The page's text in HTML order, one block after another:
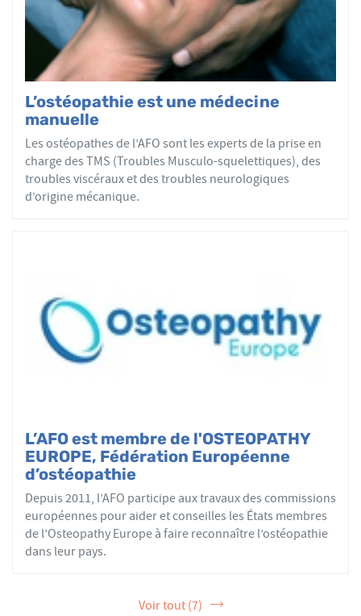
articulaires, viscérales ou crâniennes.
Le réseau AFO garantit une assurance qualité de la
formation et de la pratique de l’ostéopathe rationnelle.
Les adhérents de l’AFO sont agréés par le ministère de la
Santé et sont enregistrés dans l’Annuaire Santé pour
avoir le droit d'user du titre d’ostéopathe et d'exercer les
actes ostéopathiques.
L’ostéopathie est une médecine
manuelle
Les ostéopathes de l’AFO sont les experts de la prise en
charge des TMS (Troubles Musculo-squelettiques), des
troubles viscéraux et des troubles neurologiques
d’origine mécanique.
L’AFO est membre de l'OSTEOPATHY
EUROPE, Fédération Européenne
d’ostéopathie
Depuis 2011, l’AFO participe aux travaux des commissions
européennes pour aider et conseilles les États membres
de l’Osteopathy Europe à faire reconnaître l’ostéopathie
dans leur pays.
Voir tout (7)